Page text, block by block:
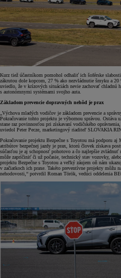
Kurz tiež účastníkom pomohol odhaliť ich šoférske
zákrutou dole kopcom, 27 % ako nezvládnutie šmyku a
uviedlo, že v krízových situáciách nevie zachovať chladnú
s autonómnymi systémami svojho auta.
Základom prevencie dopravných nehôd je prax
„Výchova mladých vodičov je základom prevencie a
Pokračovanie tohto projektu je výbornou správou. Ostáva
stane raz povinnosťou pri získavaní vodičského
uviedol Peter Pecze, marketingový riaditeľ SLOVAKIA
Pokračovanie projektu Bezpečne s Toyotou má podporu
atribútov bezpečnej jazdy je prax, ktorú človek získava
súčasťou je aj schopnosť pohotovo a čo najlepšie
môže zapríčiniť či už počasie, technický stav vozovky,
projektu Bezpečne s Toyotou a veľký záujem oň nám
v začiatkoch ich praxe. Takéto preventívne projekty môžu
nehodovosti,“ potvrdil Roman Török, vedúci oddelenia